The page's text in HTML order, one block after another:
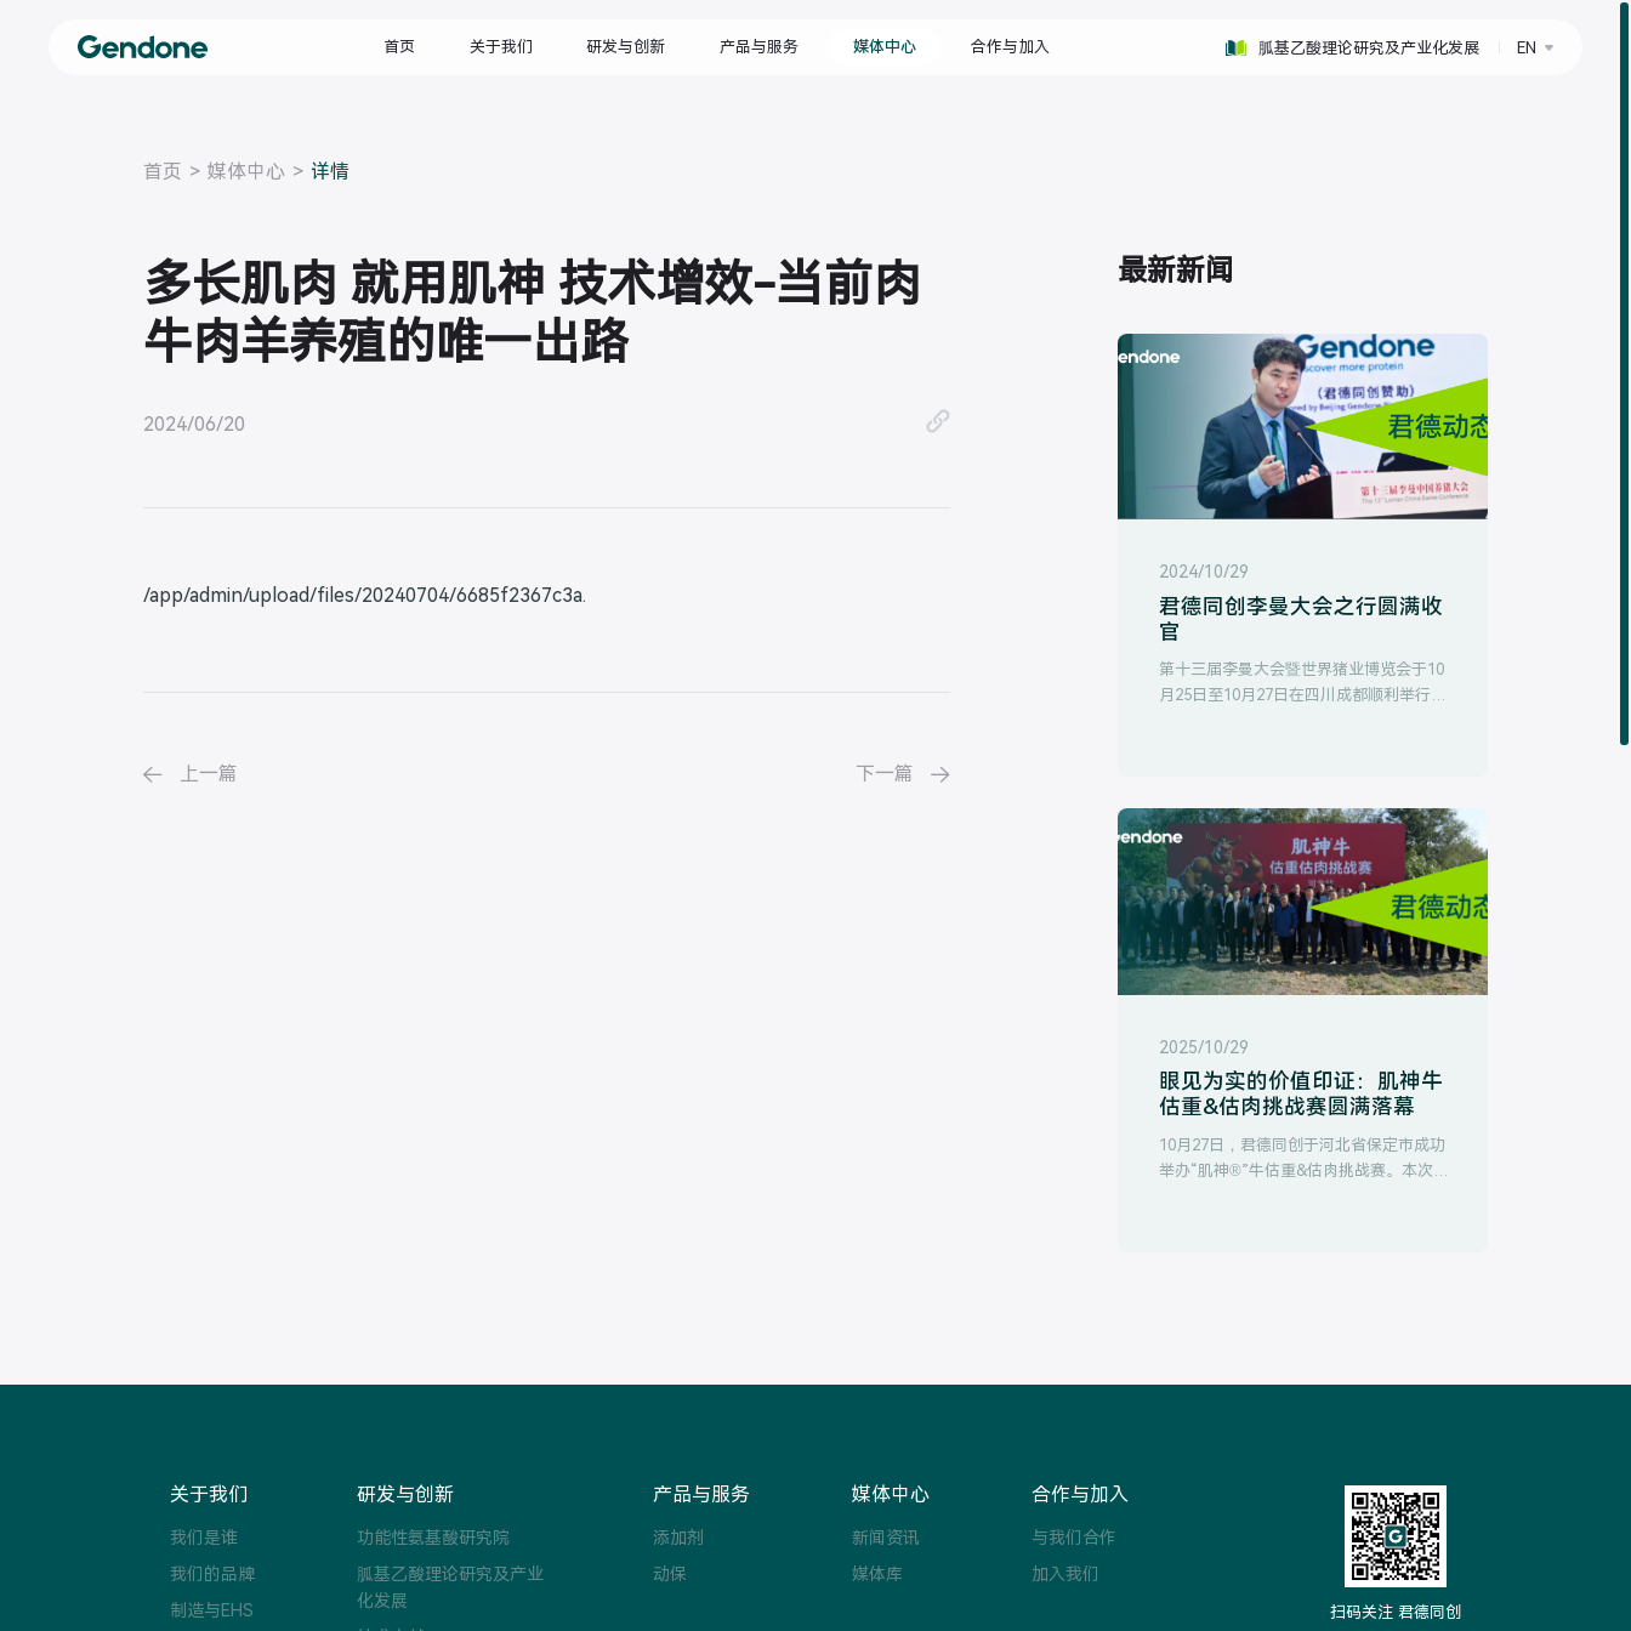
首页 关于我们 研发与创新 产品与服务 媒体中心 合作与加入 胍基乙酸理论研究及产业化发展 EN
首页 > 媒体中心 > 详情
多长肌肉 就用肌神 技术增效-当前肉
牛肉羊养殖的唯一出路
2024/06/20
/app/admin/upload/files/20240704/6685f2367c3a.
 上一篇 
下一篇
最新新闻
2024/10/29
君德同创李曼大会之行圆满收
官
第十三届李曼大会暨世界猪业博览会于10
月25日至10月27日在四川成都顺利举行君
本方案
2025/10/29
眼见为实的价值印证：肌神牛
估重&估肉挑战赛圆满落幕
10月27日，君德同创于河北省保定市成功
举办“肌神®”牛估重&估肉挑战赛。本次活
关于我们
我们是谁
我们的品牌
制造与EHS
研发与创新
功能性氨基酸研究院
胍基乙酸理论研究及产业
化发展
产品与服务
添加剂
动保
媒体中心
新闻资讯
媒体库
合作与加入
与我们合作
加入我们
扫码关注 君德同创